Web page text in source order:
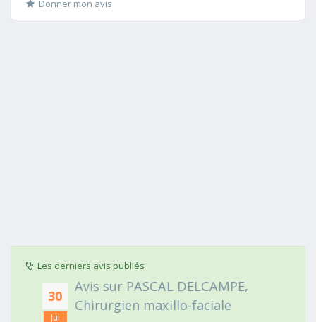
Donner mon avis
Les derniers avis publiés
30
Jul
Avis sur PASCAL DELCAMPE,
Chirurgien maxillo-faciale